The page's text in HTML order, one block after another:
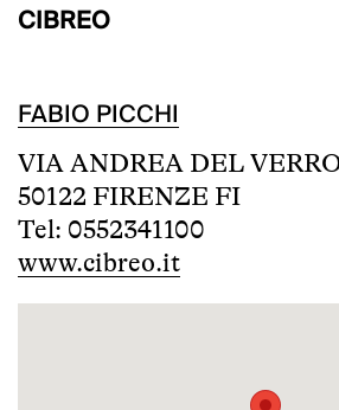
CIBREO
FABIO PICCHI
VIA ANDREA DEL
50122 FIRENZE FI
Tel: 0552341100
www.cibreo.it